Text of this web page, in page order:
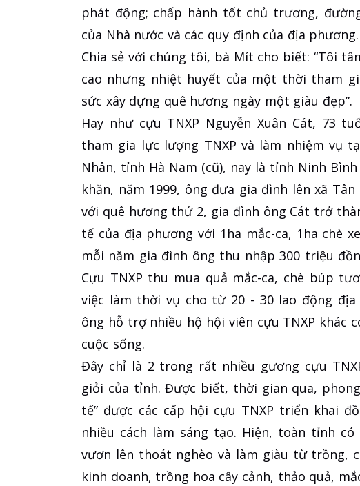
phát động; chấp hành tốt chủ trương,
của Nhà nước và các quy định của địa phương.
Chia sẻ với chúng tôi, bà Mít cho biết: “Tôi
cao nhưng nhiệt huyết của một thời tham
sức xây dựng quê hương ngày một giàu đẹp”.
Hay như cựu TNXP Nguyễn Xuân Cát, 73
tham gia lực lượng TNXP và làm nhiệm vụ
Nhân, tỉnh Hà Nam (cũ), nay là tỉnh Ninh
khăn, năm 1999, ông đưa gia đình lên xã
với quê hương thứ 2, gia đình ông Cát trở
tế của địa phương với 1ha mắc-ca, 1ha chè
mỗi năm gia đình ông thu nhập 300 triệu
Cựu TNXP thu mua quả mắc-ca, chè búp
việc làm thời vụ cho từ 20 - 30 lao động
ông hỗ trợ nhiều hộ hội viên cựu TNXP khác
cuộc sống.
Đây chỉ là 2 trong rất nhiều gương cựu
giỏi của tỉnh. Được biết, thời gian qua,
tế” được các cấp hội cựu TNXP triển khai
nhiều cách làm sáng tạo. Hiện, toàn tỉnh
vươn lên thoát nghèo và làm giàu từ trồng,
kinh doanh, trồng hoa cây cảnh, thảo quả,